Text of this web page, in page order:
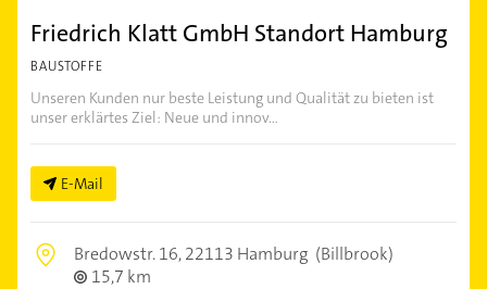
Friedrich Klatt GmbH Standort Hamburg
BAUSTOFFE
Unseren Kunden nur beste Leistung und Qualität zu bieten ist
unser erklärtes Ziel: Neue und innov...
E-Mail
Bredowstr. 16,22113 Hamburg (Billbrook)
15,7 km